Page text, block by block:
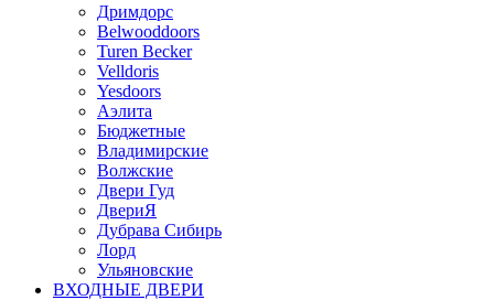
Дримдорс
Belwooddoors
Turen Becker
Velldoris
Yesdoors
Аэлита
Бюджетные
Владимирские
Волжские
Двери Гуд
ДвериЯ
Дубрава Сибирь
Лорд
Ульяновские
ВХОДНЫЕ ДВЕРИ